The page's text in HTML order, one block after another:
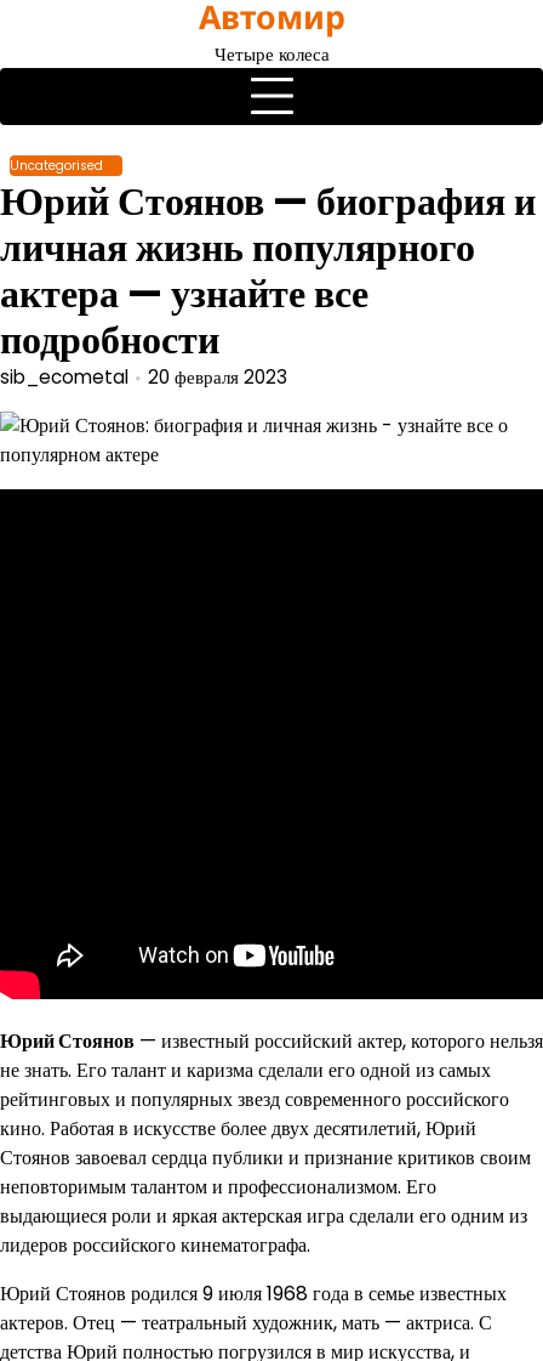
содержимому
Автомир
Четыре колеса
Uncategorised
Юрий Стоянов — биография и
личная жизнь популярного
актера — узнайте все
подробности
sib_ecometal 20 февраля 2023
Юрий Стоянов — известный российский актер, которого нельзя
не знать. Его талант и каризма сделали его одной из самых
рейтинговых и популярных звезд современного российского
кино. Работая в искусстве более двух десятилетий, Юрий
Стоянов завоевал сердца публики и признание критиков своим
неповторимым талантом и профессионализмом. Его
выдающиеся роли и яркая актерская игра сделали его одним из
лидеров российского кинематографа.
Юрий Стоянов родился 9 июля 1968 года в семье известных
актеров. Отец — театральный художник, мать — актриса. С
детства Юрий полностью погрузился в мир искусства, и